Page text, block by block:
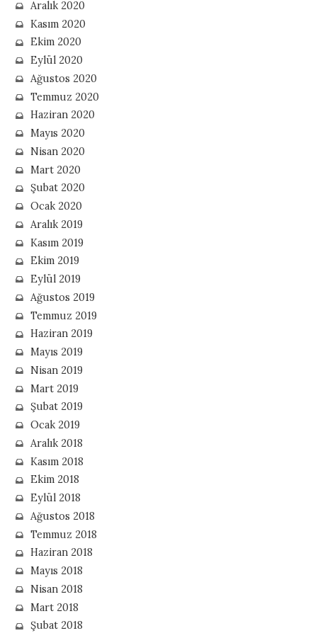
Aralık 2020
Kasım 2020
Ekim 2020
Eylül 2020
Ağustos 2020
Temmuz 2020
Haziran 2020
Mayıs 2020
Nisan 2020
Mart 2020
Şubat 2020
Ocak 2020
Aralık 2019
Kasım 2019
Ekim 2019
Eylül 2019
Ağustos 2019
Temmuz 2019
Haziran 2019
Mayıs 2019
Nisan 2019
Mart 2019
Şubat 2019
Ocak 2019
Aralık 2018
Kasım 2018
Ekim 2018
Eylül 2018
Ağustos 2018
Temmuz 2018
Haziran 2018
Mayıs 2018
Nisan 2018
Mart 2018
Şubat 2018